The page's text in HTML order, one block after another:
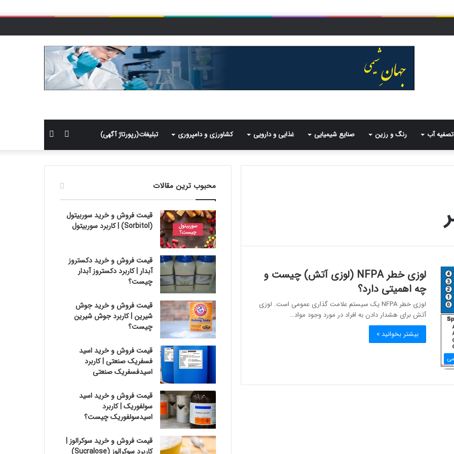
تصفیه آب رنگ و رزین صنایع شیمیایی غذایی و دارویی کشاورزی و دامپروری تبلیغات(رپورتاژ آگهی)
برای
سایدبار
لوزی خطر NFPA (لوزی آتش) چیست و
چه اهمیتی دارد؟
لوزی خطر NFPA یک سیستم علامت گذاری عمومی است. لوزی
آتش برای هشدار دادن به افراد در مورد وجود مواد…
بیشتر بخوانید »
محبوب ترین مقالات
قیمت فروش و خرید سوربیتول
(Sorbitol) | کاربرد سوربیتول
قیمت فروش و خرید دکستروز
آبدار | کاربرد دکستروز آبدار
چیست؟
قیمت فروش و خرید جوش
شیرین | کاربرد جوش شیرین
چیست؟
قیمت فروش و خرید اسید
فسفریک صنعتی | کاربرد
اسیدفسفریک صنعتی
قیمت فروش و خرید اسید
سولفوریک | کاربرد
اسیدسولفوریک چیست؟
قیمت فروش و خرید سوکرالوز |
کاربرد سوکرالوز (Sucralose)